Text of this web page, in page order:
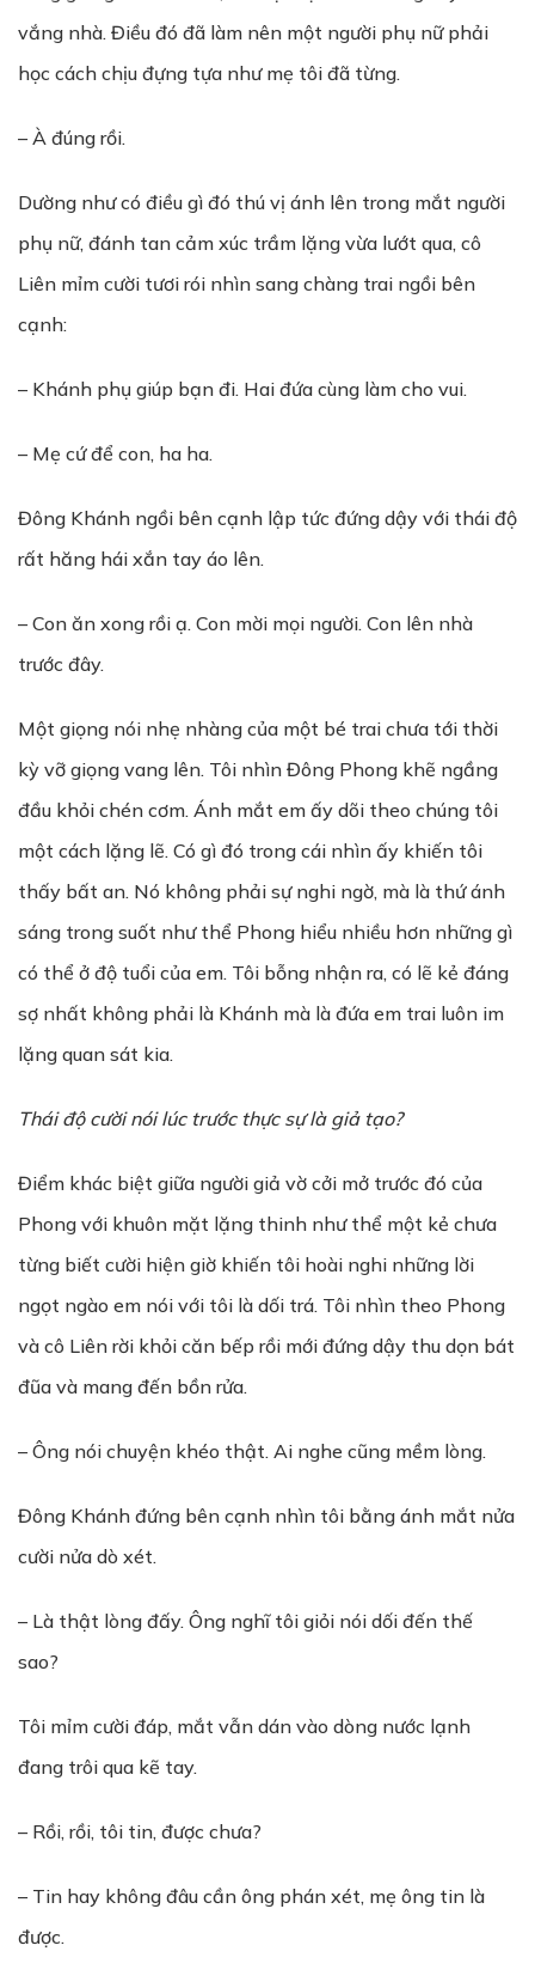
vắng nhà. Điều đó đã làm nên một người phụ nữ phải
học cách chịu đựng tựa như mẹ tôi đã từng.
– À đúng rồi.
Dường như có điều gì đó thú vị ánh lên trong mắt người
phụ nữ, đánh tan cảm xúc trầm lặng vừa lướt qua, cô
Liên mỉm cười tươi rói nhìn sang chàng trai ngồi bên
cạnh:
– Khánh phụ giúp bạn đi. Hai đứa cùng làm cho vui.
– Mẹ cứ để con, ha ha.
Đông Khánh ngồi bên cạnh lập tức đứng dậy với thái độ
rất hăng hái xắn tay áo lên.
– Con ăn xong rồi ạ. Con mời mọi người. Con lên nhà
trước đây.
Một giọng nói nhẹ nhàng của một bé trai chưa tới thời
kỳ vỡ giọng vang lên. Tôi nhìn Đông Phong khẽ ngầng
đầu khỏi chén cơm. Ánh mắt em ấy dõi theo chúng tôi
một cách lặng lẽ. Có gì đó trong cái nhìn ấy khiến tôi
thấy bất an. Nó không phải sự nghi ngờ, mà là thứ ánh
sáng trong suốt như thể Phong hiểu nhiều hơn những gì
có thể ở độ tuổi của em. Tôi bỗng nhận ra, có lẽ kẻ đáng
sợ nhất không phải là Khánh mà là đứa em trai luôn im
lặng quan sát kia.
Thái độ cười nói lúc trước thực sự là giả tạo?
Điểm khác biệt giữa người giả vờ cởi mở trước đó của
Phong với khuôn mặt lặng thinh như thể một kẻ chưa
từng biết cười hiện giờ khiến tôi hoài nghi những lời
ngọt ngào em nói với tôi là dối trá. Tôi nhìn theo Phong
và cô Liên rời khỏi căn bếp rồi mới đứng dậy thu dọn bát
đũa và mang đến bồn rửa.
– Ông nói chuyện khéo thật. Ai nghe cũng mềm lòng.
Đông Khánh đứng bên cạnh nhìn tôi bằng ánh mắt nửa
cười nửa dò xét.
– Là thật lòng đấy. Ông nghĩ tôi giỏi nói dối đến thế
sao?
Tôi mỉm cười đáp, mắt vẫn dán vào dòng nước lạnh
đang trôi qua kẽ tay.
– Rồi, rồi, tôi tin, được chưa?
– Tin hay không đâu cần ông phán xét, mẹ ông tin là
được.